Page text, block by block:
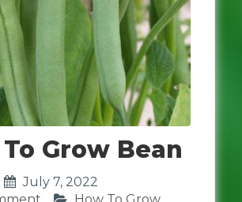
Grow Bean
July 7, 2022